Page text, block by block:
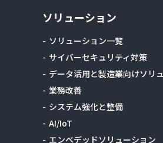
ソリューション
ソリューション一覧
サイバーセキュリティ対策
データ活用と製造業向けソリ
業務改善
システム強化と整備
AI/IoT
エンベデッドソリューション